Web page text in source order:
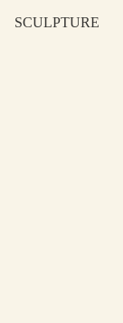
SCULPTURE